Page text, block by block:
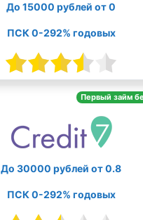
До 15000 рублей от 0
ПСК 0-292% годовых
Первый займ
До 30000 рублей от 0.8
ПСК 0-292% годовых